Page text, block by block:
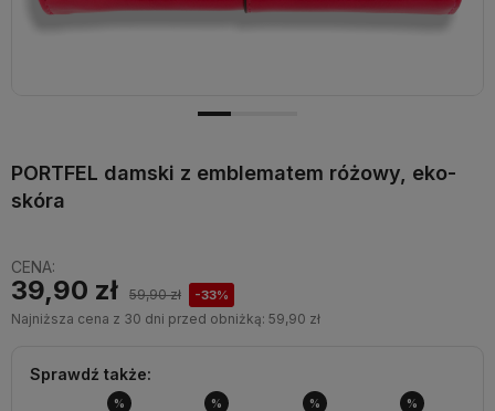
PORTFEL damski z emblematem różowy, eko-
skóra
CENA:
39,90 zł 59,90 zł -33%
Najniższa cena z 30 dni przed obniżką: 59,90 zł
Sprawdź także:
% % % %